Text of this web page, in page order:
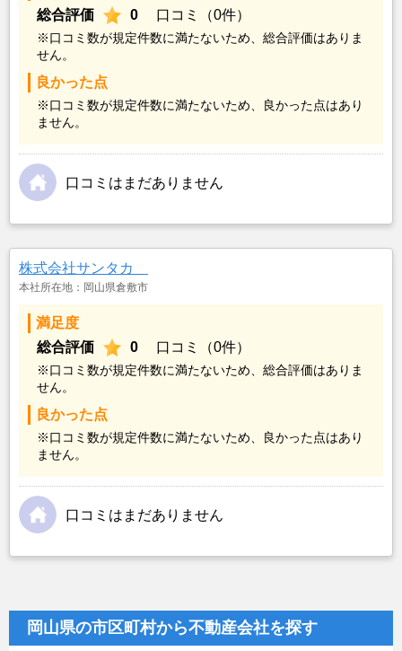
総合評価
0 口コミ（0件）
※口コミ数が規定件数に満たないため、総合評価はありま
せん。
良かった点
※口コミ数が規定件数に満たないため、良かった点はあり
ません。
口コミはまだありません
株式会社サンタカ
本社所在地：岡山県倉敷市
満足度
総合評価
0 口コミ（0件）
※口コミ数が規定件数に満たないため、総合評価はありま
せん。
良かった点
※口コミ数が規定件数に満たないため、良かった点はあり
ません。
口コミはまだありません
岡山県の市区町村から不動産会社を探す